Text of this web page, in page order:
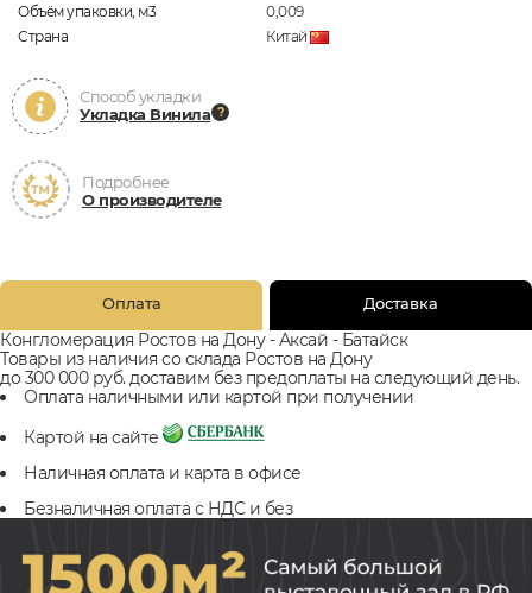
Объём упаковки, м3
0,009
Страна
Китай
Способ укладки
Укладка Винила
Подробнее
О производителе
Оплата Доставка
Конгломерация Ростов на Дону - Аксай - Батайск
Товары из наличия со склада Ростов на Дону
до 300 000 руб. доставим без предоплаты на следующий день.
Оплата наличными или картой при получении
Картой на сайте
Наличная оплата и карта в офисе
Безналичная оплата с НДС и без